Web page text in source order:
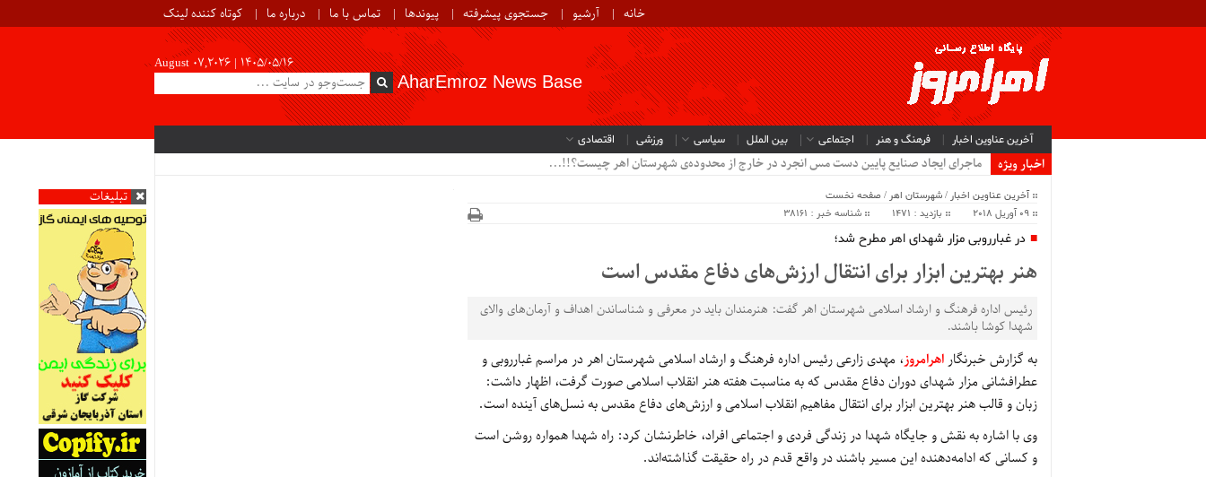
خانه آرشیو جستجوی پیشرفته پیوندها تماس با ما درباره ما کوتاه کننده لینک
August 07,2026 | ۱۴۰۵/۰۵/۱۶
AharEmroz News Base
آخرین عناوین اخبار فرهنگ و هنر اجتماعی بین الملل سیاسی ورزشی اقتصادی
اخبار ویژه
ماجرای ایجاد صنایع پایین دست مس انجرد در خارج از محدوده‌ی شهرستان اهر چیست؟!!...
تبلیغات
آخرین عناوین اخبار /شهرستان اهر /صفحه نخست
09 آوریل 2018
بازدید : 1471 شناسه خبر : 38161
در غبارروبی مزار شهدای اهر مطرح شد؛
هنر بهترین ابزار برای انتقال ارزش‌های دفاع مقدس است
رئیس اداره فرهنگ و ارشاد اسلامی شهرستان اهر گفت: هنرمندان باید در معرفی و شناساندن اهداف و آرمان‌های والای
شهدا کوشا باشند.
به گزارش خبرنگار اهرامروز، مهدی زارعی رئیس اداره فرهنگ و ارشاد اسلامی شهرستان اهر در مراسم غبارروبی و
عطرافشانی مزار شهدای دوران دفاع مقدس که به مناسبت هفته هنر انقلاب اسلامی صورت گرفت، اظهار داشت:
زبان و قالب هنر بهترین ابزار برای انتقال مفاهیم انقلاب اسلامی و ارزش‌های دفاع مقدس به نسل‌های آینده است.
وی با اشاره به نقش و جایگاه شهدا در زندگی فردی و اجتماعی افراد، خاطرنشان کرد: راه شهدا همواره روشن است
و کسانی که ادامه‌دهنده این مسیر باشند در واقع قدم در راه حقیقت گذاشته‌اند.